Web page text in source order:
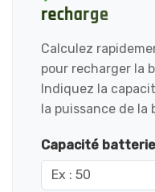
recharge
Calculez
pour recharger la
Indiquez la
la puissance de la
Capacité batterie